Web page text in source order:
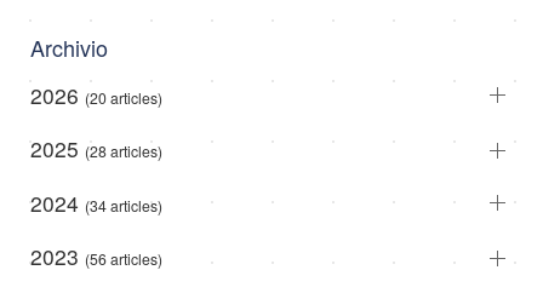
Archivio
2026 (20 articles)
2025 (28 articles)
2024 (34 articles)
2023 (56 articles)